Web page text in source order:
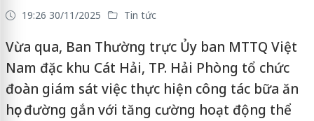
19:26 30/11/2025 Tin tức
Vừa qua, Ban Thường trực Ủy ban MTTQ Việt
Nam đặc khu Cát Hải, TP. Hải Phòng tổ chức
đoàn giám sát việc thực hiện công tác bữa ăn
học đường gắn với tăng cường hoạt động thể